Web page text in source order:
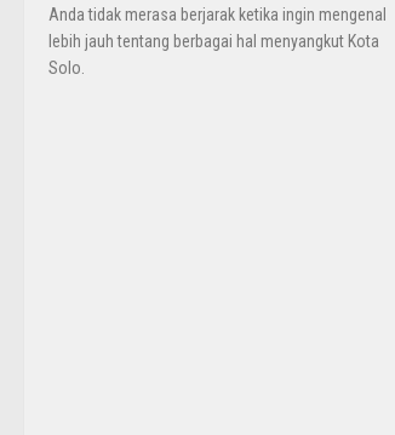
Anda tidak merasa berjarak ketika ingin mengenal
lebih jauh tentang berbagai hal menyangkut Kota
Solo.